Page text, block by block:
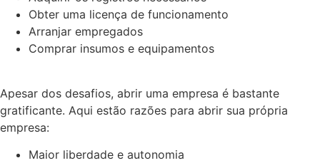
Obter uma licença de funcionamento
Arranjar empregados
Comprar insumos e equipamentos
Apesar dos desafios, abrir uma empresa é bastante
gratificante. Aqui estão razões para abrir sua própria
empresa:
Maior liberdade e autonomia